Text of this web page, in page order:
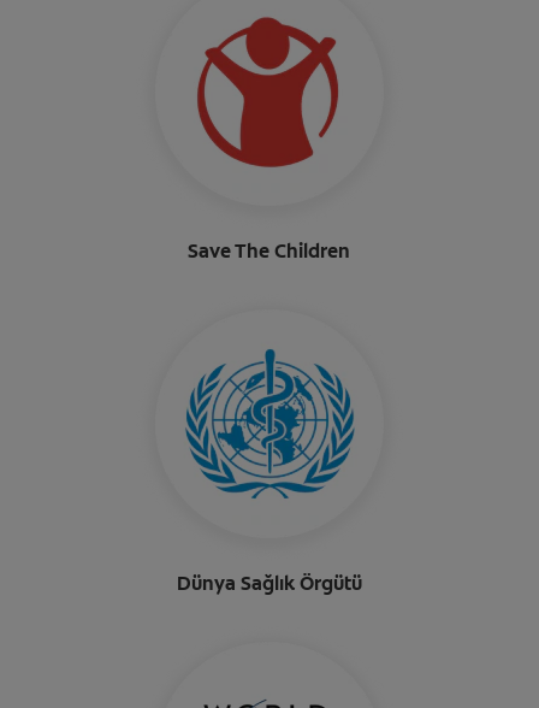
Save The Children
Dünya Sağlık Örgütü